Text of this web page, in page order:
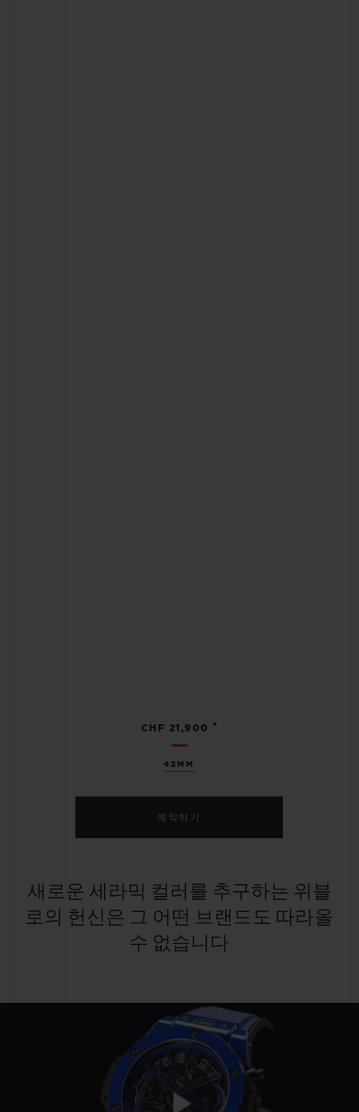
42MM
CHF 21,900 •
예약하기
새로운 세라믹 컬러를 추구하는 위블
로의 헌신은 그 어떤 브랜드도 따라올
수 없습니다